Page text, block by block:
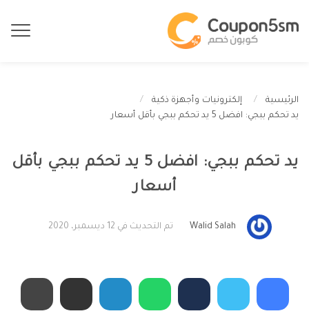
الرئيسية
إلكترونيات وأجهزة ذكية
يد تحكم ببجي: افضل 5 يد تحكم ببجي بأقل أسعار
يد تحكم ببجي: افضل 5 يد تحكم ببجي بأقل
أسعار
Walid Salah تم التحديث في 12 ديسمبر، 2020